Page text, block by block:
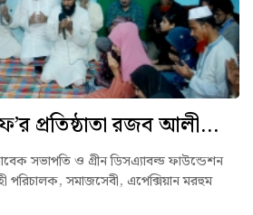
প্রতিষ্ঠাতা রজব আলী...
সভাপতি ও গ্রীন ডিসএ্যাবল্ড ফাউন্ডেশন
পরিচালক, সমাজসেবী, এপেক্সিয়ান মরহুম